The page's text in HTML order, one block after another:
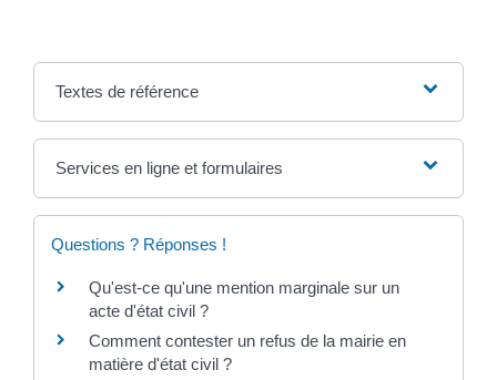
Textes de référence
Services en ligne et formulaires
Questions ? Réponses !
Qu'est-ce qu'une mention marginale sur un
acte d'état civil ?
Comment contester un refus de la mairie en
matière d'état civil ?